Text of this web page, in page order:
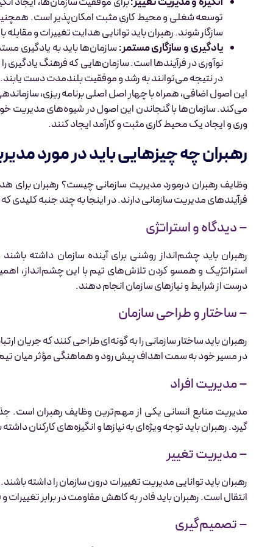
توسعه شغلی و محیط کاری مثبت امکان‌پذیر است.
سازگار شوند. رهبران باید توانایی هدایت تغییرات و مقابله
یادگیری و سازگاری مستمر:سازمان‌ها باید به یادگیری
نوآوری در فرآیندها است. سازمان‌هایی که فرهنگ یادگیری
در نتیجه می‌توانند به رشد و موفقیت بلندمدت دست یابند.
این اصول اضافی، همراه با چهار اصل اصلی برنامه ریزی،
می‌کند. سازمان‌ها با گنجاندن این اصول در شیوه‌های مدیریت
وری و ایجاد یک محیط کاری مثبت و کارآمد ایجاد کنند.
رهبران چه چیزهایی باید در مورد
وظایف رهبران درمورد مدیریت سازمانی چیست؟ رهبران برای
فرآیندهای مدیریت سازمانی دارند. در اینجا به چند جنبه کلیدی
– دیدگاه و استراتژی
رهبران باید چشم‌انداز روشنی برای آینده سازمان داشته
استراتژیک و همسو کردن تلاش‌های تیم با این چشم‌انداز،
درست از شرایط و نیازهای سازمان انجام دهند.
– ساختار و طراحی سازمان
رهبران باید ساختار سازمانی را به گونه‌ای طراحی کنند که جریان
در مسیر خود به سمت اهداف پیش رود و هماهنگی مؤثر میان
– مدیریت افراد
مدیریت منابع انسانی یکی از مهم‌ترین وظایف رهبران است.
گیرد. رهبران باید توجه ویژه‌ای به نیازها و انگیزه‌های کارکنان
– مدیریت تغییر
رهبران باید توانایی مدیریت تغییرات درون سازمان را داشته
انتقال است. رهبران باید قادر به کاهش مقاومت در برابر
– تصمیم‌گیری